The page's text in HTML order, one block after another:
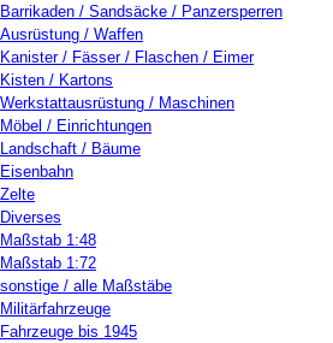
Barrikaden / Sandsäcke / Panzersperren
Ausrüstung / Waffen
Kanister / Fässer / Flaschen / Eimer
Kisten / Kartons
Werkstattausrüstung / Maschinen
Möbel / Einrichtungen
Landschaft / Bäume
Eisenbahn
Zelte
Diverses
Maßstab 1:48
Maßstab 1:72
sonstige / alle Maßstäbe
Militärfahrzeuge
Fahrzeuge bis 1945